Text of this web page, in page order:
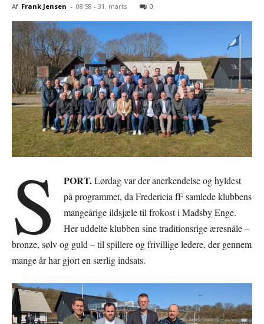
Af Frank Jensen - 08:58 - 31. marts 0
S PORT.Lørdag var der anerkendelse og hyldest
på programmet, da Fredericia fF samlede klubbens
mangeårige ildsjæle til frokost i Madsby Enge.
Her uddelte klubben sine traditionsrige æresnåle –
bronze, sølv og guld – til spillere og frivillige ledere, der gennem
mange år har gjort en særlig indsats.